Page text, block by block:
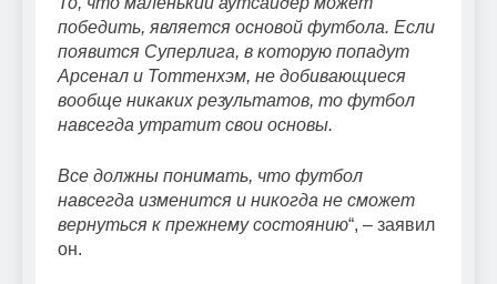
победить, является основой футбола. Если
появится Суперлига, в которую попадут
Арсенал и Тоттенхэм, не добивающиеся
вообще никаких результатов, то футбол
навсегда утратит свои основы.
Все должны понимать, что футбол
навсегда изменится и никогда не сможет
вернуться к прежнему состоянию“, – заявил
он.